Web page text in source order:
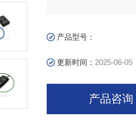
产品型号：
更新时间： 2025-06-05
产品咨询